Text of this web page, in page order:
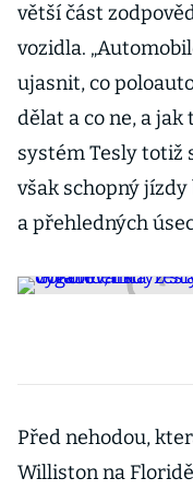
větší část
vozidla.
ujasnit, co
dělat a co ne, a jak
systém Tesly totiž
však schopný
a přehledných
Před nehodou,
Williston na